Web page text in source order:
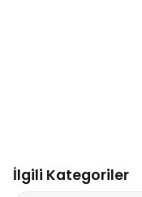
İlgili Kategoriler